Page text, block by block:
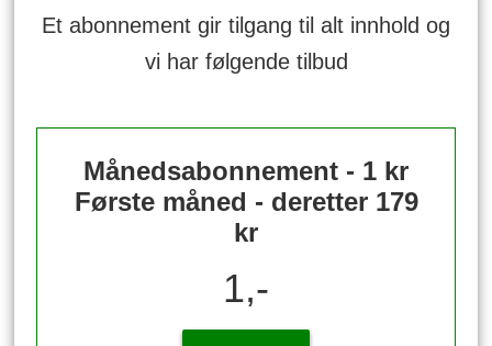
Et abonnement gir tilgang til alt innhold og
vi har følgende tilbud
Månedsabonnement - 1 kr
Første måned - deretter 179
kr
1,-